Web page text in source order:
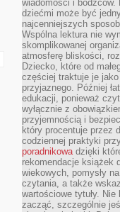
wiadomości i
dziećmi może być
najcenniejszych
Wspólna lektura nie
skomplikowanej
atmosferę bliskości,
Dziecko, które od
częściej traktuje je
przyjaznego. Później
edukacji, ponieważ
wyłącznie z
przyjemnością i
który procentuje przez
codziennej praktyki
poradnikowadzięki
rekomendacje książek
wiekowych, pomysły
czytania, a także
wartościowe tytuły.
zacząć, szczególnie